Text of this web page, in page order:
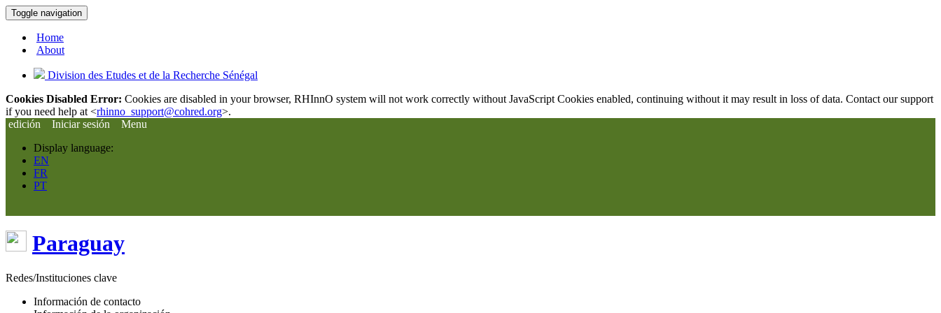
Toggle navigation
Home
About
Division des Etudes et de la Recherche Sénégal
Cookies Disabled Error: Cookies are disabled in your browser, RHInnO system will not work correctly without JavaScript Cookies enabled, continuing without it may result in loss of data. Contact our support
if you need help at <rhinno_support@cohred.org>.
edición
Iniciar sesión
Menu
Display language:
EN
FR
PT
Paraguay
Redes/Instituciones clave
Información de contacto